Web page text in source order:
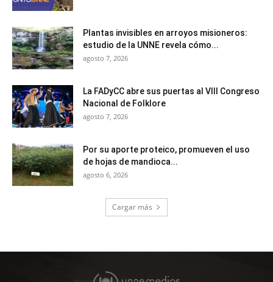
Plantas invisibles en arroyos misioneros:
estudio de la UNNE revela cómo...
agosto 7, 2026
La FADyCC abre sus puertas al VIII Congreso
Nacional de Folklore
agosto 7, 2026
Por su aporte proteico, promueven el uso
de hojas de mandioca...
agosto 6, 2026
Cargar más